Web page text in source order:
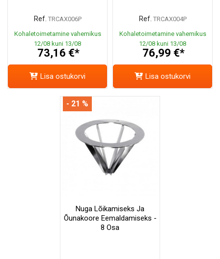
Ref. TRCAX006P
Kohaletoimetamine vahemikus
12/08 kuni 13/08
73,16 €*
Lisa ostukorvi
Ref. TRCAX004P
Kohaletoimetamine vahemikus
12/08 kuni 13/08
76,99 €*
Lisa ostukorvi
Nuga Lõikamiseks Ja
Õunakoore Eemaldamiseks -
8 Osa
- 21 %